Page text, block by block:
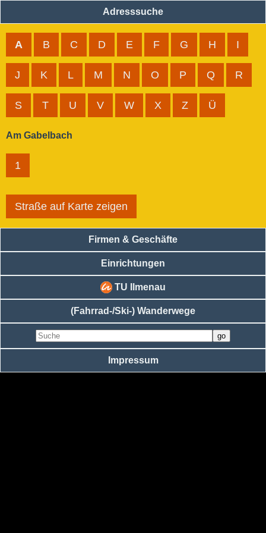
Adresssuche
A B C D E F G H I
J K L M N O P Q R
S T U V W X Z Ü
Am Gabelbach
1
Straße auf Karte zeigen
Firmen & Geschäfte
Einrichtungen
TU Ilmenau
(Fahrrad-/Ski-) Wanderwege
Impressum